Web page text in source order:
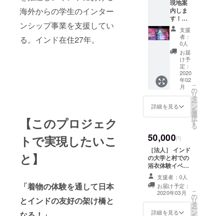
海外からの学生のインター
ンシップ事業を支援してい
る。インド在住27年。
【このプロジェク
トで実現したいこ
と】
「着物の体験を通して日本
とインドの友好の架け橋と
す。）
す。）
着付け
ができ
るよう
になり
ます。
（内
容） マ
ンツー
マン
レッ
ス、１
講座２
時間 練
習用着
参加可
の種類
が訪問
着、付
け下
げ、袋
帯。 講
座終了
現地案
内しま
す！
2020年
2月11〜
16日に
行うイ
ンドの
大学構
内での
日本文
化体験
イベン
トにご
参加い
ただけ
現地日
本文化
体験イ
ベント
を通じ
て現地
案内、
インド
人学生
支援
者：
0人
お届
け予
定：
2020
年02
月
詳細を見る
こ
の
リ
タ
ー
ン
を
選
択
す
る
50,000円
［法人］ インド
の大学と村での
浴衣体験イベン
トの協賛スポン
サーとして企業
名を記載しま
す。活動レポー
トとお礼のお手
紙をお送りいた
支援者：0人
お届け予定：
2020年03月
詳細を見る
こ
の
リ
タ
ー
ン